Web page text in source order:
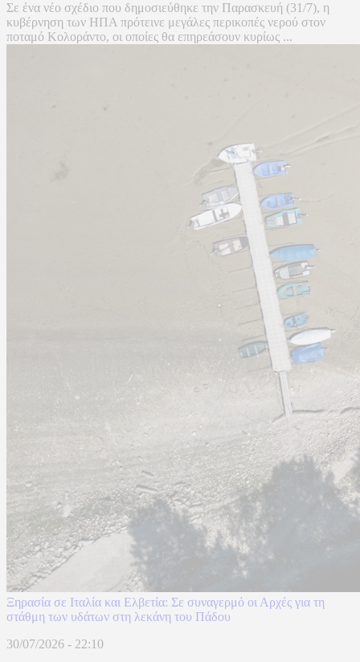
Σε ένα νέο σχέδιο που δημοσιεύθηκε την Παρασκευή (31/7), η
κυβέρνηση των ΗΠΑ πρότεινε μεγάλες περικοπές νερού στον
ποταμό Κολοράντο, οι οποίες θα επηρεάσουν κυρίως ...
Ξηρασία σε Ιταλία και Ελβετία: Σε συναγερμό οι Αρχές για τη
στάθμη των υδάτων στη λεκάνη του Πάδου
30/07/2026 - 22:10